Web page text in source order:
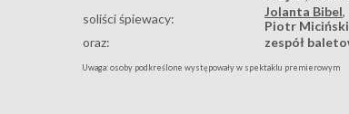
soliści śpiewacy:
Jolanta Bibel,
Piotr Miciński
oraz:
zespół
Uwaga: osoby podkreślone występowały w spektaklu premierowym